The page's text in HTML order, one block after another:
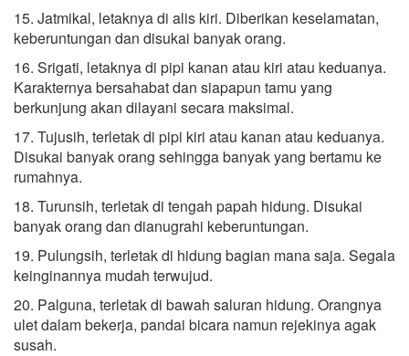
15. Jatmikal, letaknya di alis kiri. Diberikan keselamatan,
keberuntungan dan disukai banyak orang.
16. Srigati, letaknya di pipi kanan atau kiri atau keduanya.
Karakternya bersahabat dan siapapun tamu yang
berkunjung akan dilayani secara maksimal.
17. Tujusih, terletak di pipi kiri atau kanan atau keduanya.
Disukai banyak orang sehingga banyak yang bertamu ke
rumahnya.
18. Turunsih, terletak di tengah papah hidung. Disukai
banyak orang dan dianugrahi keberuntungan.
19. Pulungsih, terletak di hidung bagian mana saja. Segala
keinginannya mudah terwujud.
20. Palguna, terletak di bawah saluran hidung. Orangnya
ulet dalam bekerja, pandai bicara namun rejekinya agak
susah.